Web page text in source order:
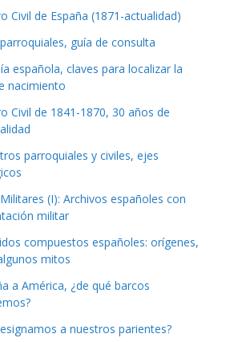
Civil de España (1871-actualidad)
guía de consulta
española, claves para localizar la
nacimiento
Civil de 1841-1870, 30 años de
parroquiales y civiles, ejes
(I): Archivos españoles con
militar
compuestos españoles: orígenes,
mitos
a América, ¿de qué barcos
a nuestros parientes?